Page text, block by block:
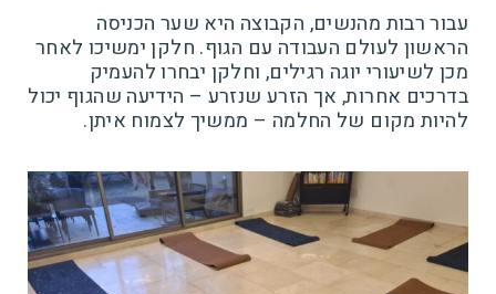
עבור רבות מהנשים, הקבוצה היא שער הכניסה
הראשון לעולם העבודה עם הגוף. חלקן ימשיכו לאחר
מכן לשיעורי יוגה רגילים, וחלקן יבחרו להעמיק
בדרכים אחרות, אך הזרע שנזרע – הידיעה שהגוף יכול
להיות מקום של החלמה – ממשיך לצמוח איתן.